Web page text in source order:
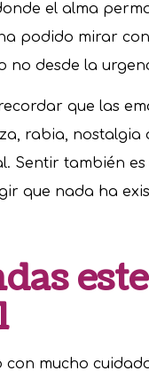
el alma
podido mirar
no desde la
que las
rabia,
Sentir también
que nada ha
mucho